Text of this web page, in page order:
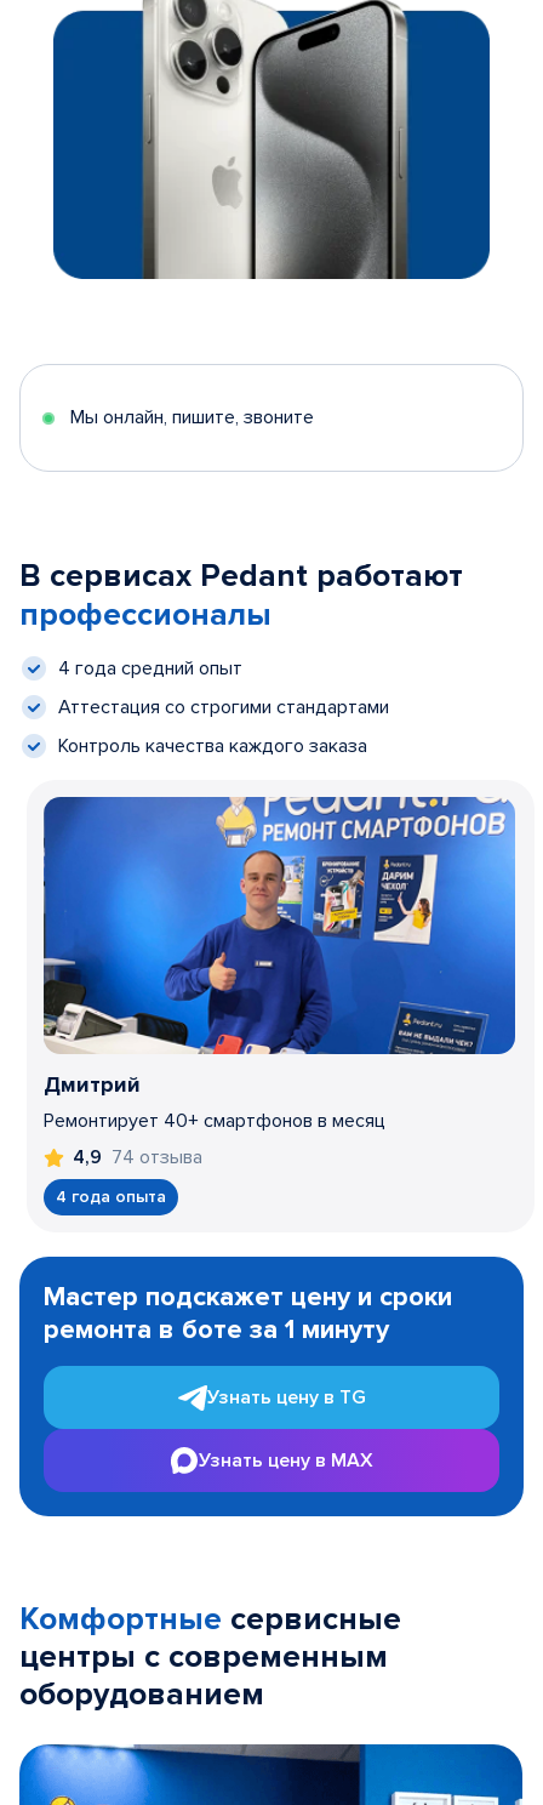
Мы онлайн, пишите, звоните
В сервисах Pedant работают
профессионалы
4 года средний опыт
Аттестация со строгими стандартами
Контроль качества каждого заказа
Дмитрий
Ремонтирует 40+ смартфонов в месяц
4,9 74 отзыва
4 года опыта
1
Мастер подскажет цену и сроки
ремонта в боте за 1 минуту
Узнать цену в TG
Узнать цену в MAX
Комфортные сервисные
центры с современным
оборудованием